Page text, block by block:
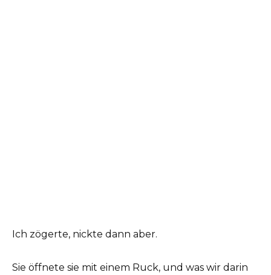
Ich zögerte, nickte dann aber.
Sie öffnete sie mit einem Ruck, und was wir darin